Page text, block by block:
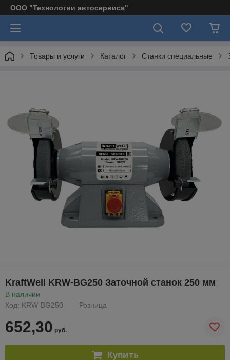
ООО "Технологии автосервиса"
Товары и услуги Каталог Станки специальные
KraftWell KRW-BG250 Заточной станок 250 мм
В наличии
Код: KRW-BG250
Розница
652,30 руб.
Купить